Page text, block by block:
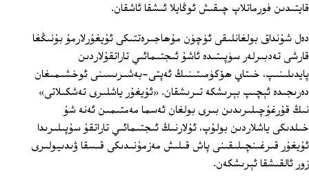
قايتىدىن فورماتلاپ چىقىش ئوڭايلا ئىشقا ئاشقان.
دەل شۇنداق بولغانلىقى ئۈچۈن مۇھاجىرەتتىكى ئۇيغۇرلارمۇ بۇنىڭغا
قارشى تەدبىرلەر سۈپىتىدە ئاشۇ ئىجتىمائىي تاراتقۇلاردىن
پايدىلىنىپ، خىتاي ھۆكۈمىتىنىڭ ئەپتى-بەشىرىسىنى ئوخشىمىغان
دەرىجىدە ئېچىپ بېرىشكە تىرىشقان. «ئۇيغۇر ياشلىرى تەشكىلاتى»
نىڭ قۇرغۇچىلىرىدىن بىرى بولغان ئەسما مەمتىمىن ئەنە شۇ
خىلدىكى ياشلاردىن بولۇپ، ئۇلارنىڭ ئىجتىمائىي تاراتقۇ سۇپىلىرىدا
ئۇيغۇر قىرغىنچىلىقىنى پاش قىلىش مەزمۇنىدىكى قىسقا ۋىدىيولىرى
زور ئالقىشقا ئېرىشكەن.